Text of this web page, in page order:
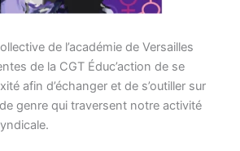
de l’académie de Versailles
de la CGT Éduc’action de se
afin d’échanger et de s’outiller sur
genre qui traversent notre activité